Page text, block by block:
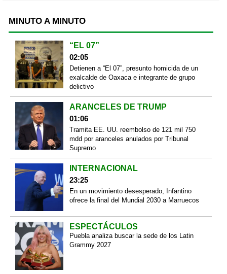
MINUTO A MINUTO
“EL 07”
02:05
Detienen a “El 07”, presunto homicida de un
exalcalde de Oaxaca e integrante de grupo
delictivo
ARANCELES DE TRUMP
01:06
Tramita EE. UU. reembolso de 121 mil 750
mdd por aranceles anulados por Tribunal
Supremo
INTERNACIONAL
23:25
En un movimiento desesperado, Infantino
ofrece la final del Mundial 2030 a Marruecos
ESPECTÁCULOS
Puebla analiza buscar la sede de los Latin
Grammy 2027